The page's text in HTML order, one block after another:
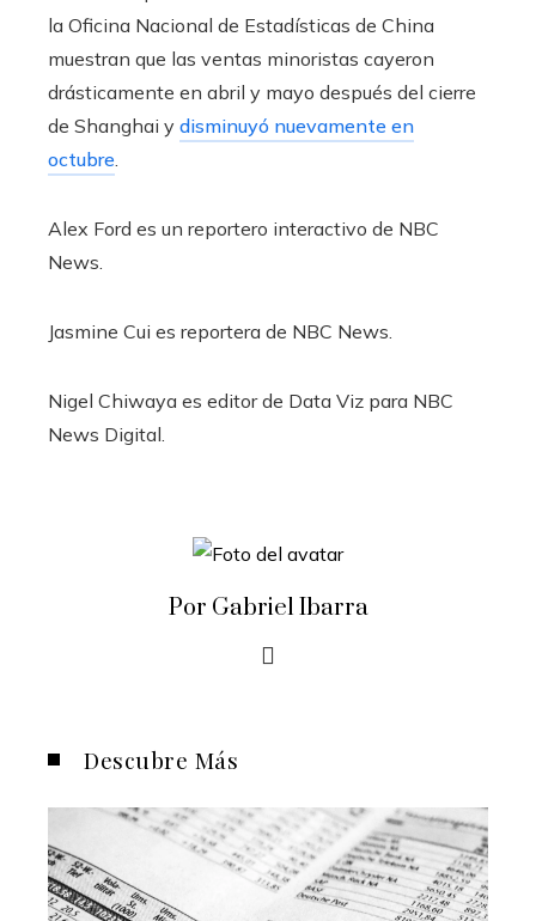
la Oficina Nacional de Estadísticas de China
muestran que las ventas minoristas cayeron
drásticamente en abril y mayo después del cierre
de Shanghai y disminuyó nuevamente en
octubre
Alex Ford es un reportero interactivo de NBC
News.
Jasmine Cui es reportera de NBC News.
Nigel Chiwaya es editor de Data Viz para NBC
News Digital.
Por Gabriel Ibarra
Descubre Más